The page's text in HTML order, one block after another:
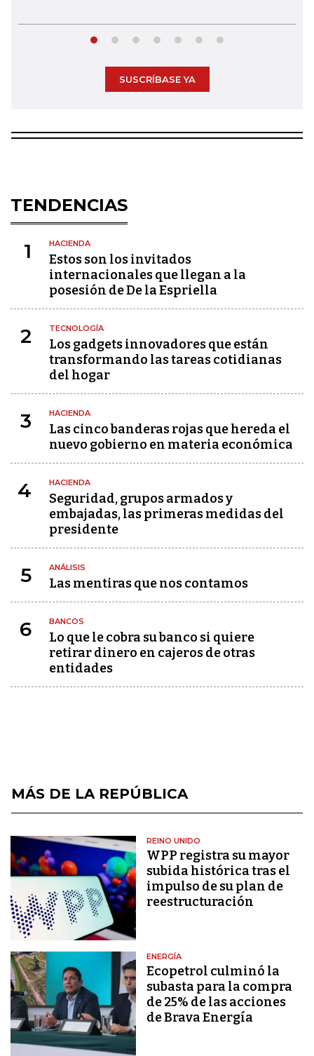
SUSCRÍBASE YA
TENDENCIAS
1 HACIENDA
Estos son los invitados
internacionales que llegan a la
posesión de De la Espriella
2 TECNOLOGÍA
Los gadgets innovadores que están
transformando las tareas cotidianas
del hogar
3 HACIENDA
Las cinco banderas rojas que hereda el
nuevo gobierno en materia económica
4 HACIENDA
Seguridad, grupos armados y
embajadas, las primeras medidas del
presidente
5 ANÁLISIS
Las mentiras que nos contamos
6 BANCOS
Lo que le cobra su banco si quiere
retirar dinero en cajeros de otras
entidades
MÁS DE LA REPÚBLICA
REINO UNIDO
WPP registra su mayor
subida histórica tras el
impulso de su plan de
reestructuración
ENERGÍA
Ecopetrol culminó la
subasta para la compra
de 25% de las acciones
de Brava Energía